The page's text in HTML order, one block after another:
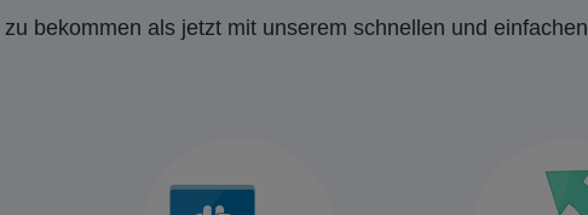
bekommen als jetzt mit unserem schnellen und